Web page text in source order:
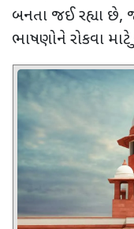
બનતા જઈ રહ્યા છે,
ભાષણોને રોકવા માટે